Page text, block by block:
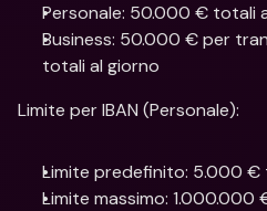
Personale: 50.000 € totali
Business: 50.000 € per
totali al giorno
Limite per IBAN (Personale):
Limite predefinito: 5.000 €
Limite massimo: 1.000.000